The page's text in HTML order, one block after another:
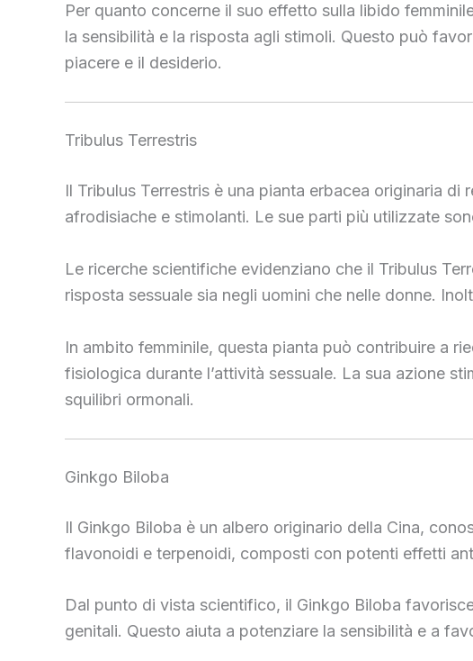
Per quanto concerne il suo effetto sulla libido
la sensibilità e la risposta agli stimoli. Questo può
piacere e il desiderio.
Tribulus Terrestris
Il Tribulus Terrestris è una pianta erbacea originaria
afrodisiache e stimolanti. Le sue parti più utilizzate
Le ricerche scientifiche evidenziano che il Tribulus
risposta sessuale sia negli uomini che nelle donne.
In ambito femminile, questa pianta può contribuire a
fisiologica durante l’attività sessuale. La sua azione
squilibri ormonali.
Ginkgo Biloba
Il Ginkgo Biloba è un albero originario della Cina,
flavonoidi e terpenoidi, composti con potenti effetti
Dal punto di vista scientifico, il Ginkgo Biloba
genitali. Questo aiuta a potenziare la sensibilità e a